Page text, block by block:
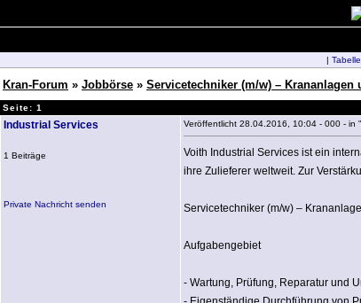
|
Kran-Forum » Jobbörse » Servicetechniker (m/w) – Krananlagen
Seite: 1
Industrial Services
1 Beiträge
Private Nachricht senden
Veröffentlicht 28.04.2016, 10:04 - 000 - in
Voith Industrial Services ist ein
ihre Zulieferer weltweit. Zur
Servicetechniker (m/w) –
Aufgabengebiet
- Wartung, Prüfung, Reparatur und